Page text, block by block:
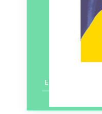
En savoir plus